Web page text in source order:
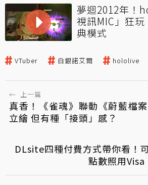
夢迴2012年！
視訊MIC」狂
典模式
VTuber 白銀諾艾爾 hololive
← 上一篇
真香！《雀魂》聯動《蔚藍檔
立繪 但有種「接頭」感？
DLsite四種付費方式帶你看！
點數照用